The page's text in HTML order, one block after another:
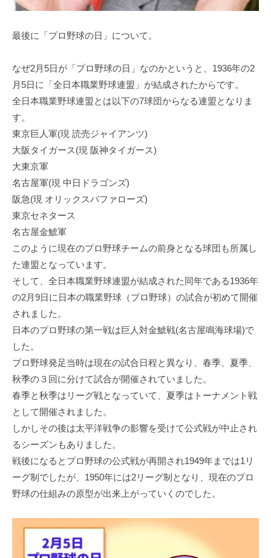
最後に「プロ野球の日」について。
なぜ2月5日が「プロ野球の日」なのかというと、1936年の2
月5日に「全日本職業野球連盟」が結成されたからです。
全日本職業野球連盟とは以下の7球団からなる連盟となりま
す。
東京巨人軍(現 読売ジャイアンツ)
大阪タイガース(現 阪神タイガース)
大東京軍
名古屋軍(現 中日ドラゴンズ)
阪急(現 オリックスバファローズ)
東京セネタース
名古屋金鯱軍
このように現在のプロ野球チームの前身となる球団も所属し
た連盟となっています。
そして、全日本職業野球連盟が結成された同年である1936年
の2月9日に日本の職業野球（プロ野球）の試合が初めて開催
されました。
日本のプロ野球の第一戦は巨人対金鯱戦(名古屋鳴海球場)で
した。
プロ野球発足当時は現在の試合日程と異なり、春季、夏季、
秋季の３回に分けて試合が開催されていました。
春季と秋季はリーグ戦となっていて、夏季はトーナメント戦
として開催されました。
しかしその後は太平洋戦争の影響を受けて公式戦が中止され
るシーズンもありました。
戦後になるとプロ野球の公式戦が再開され1949年までは1リ
ーグ制でしたが、1950年には2リーグ制となり、現在のプロ
野球の仕組みの原型が出来上がっていくのでした。